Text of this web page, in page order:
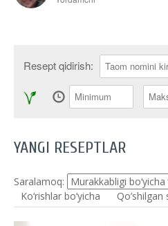
Resept qidirish:
YANGI RESEPTLAR
Saralamoq:
Ko‘rishlar bo‘yicha
Qo’shilgan